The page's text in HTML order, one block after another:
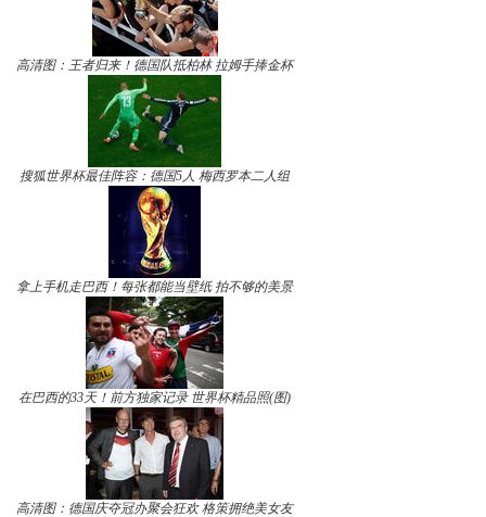
高清图：王者归来！德国队抵柏林 拉姆手捧金杯
搜狐世界杯最佳阵容：德国5人 梅西罗本二人组
拿上手机走巴西！每张都能当壁纸 拍不够的美景
在巴西的33天！前方独家记录 世界杯精品照(图)
高清图：德国庆夺冠办聚会狂欢 格策拥绝美女友